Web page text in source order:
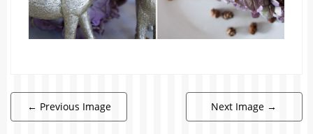
← Previous Image Next Image →